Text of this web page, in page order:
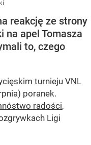
reakcję ze strony
na apel Tomasza
to, czego
turnieju VNL
poranek.
radości,
Ligi